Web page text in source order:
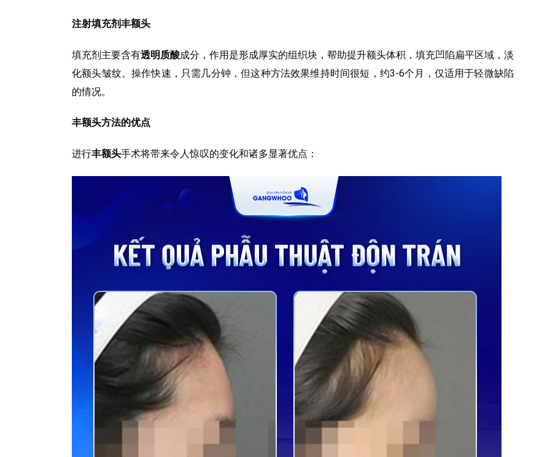
注射填充剂丰额头
填充剂主要含有透明质酸成分，作用是形成厚实的组织块，帮助提升额头体积，填充凹陷扁平区域，淡
化额头皱纹。操作快速，只需几分钟，但这种方法效果维持时间很短，约3-6个月，仅适用于轻微缺陷
的情况。
丰额头方法的优点
进行丰额头手术将带来令人惊叹的变化和诸多显著优点：